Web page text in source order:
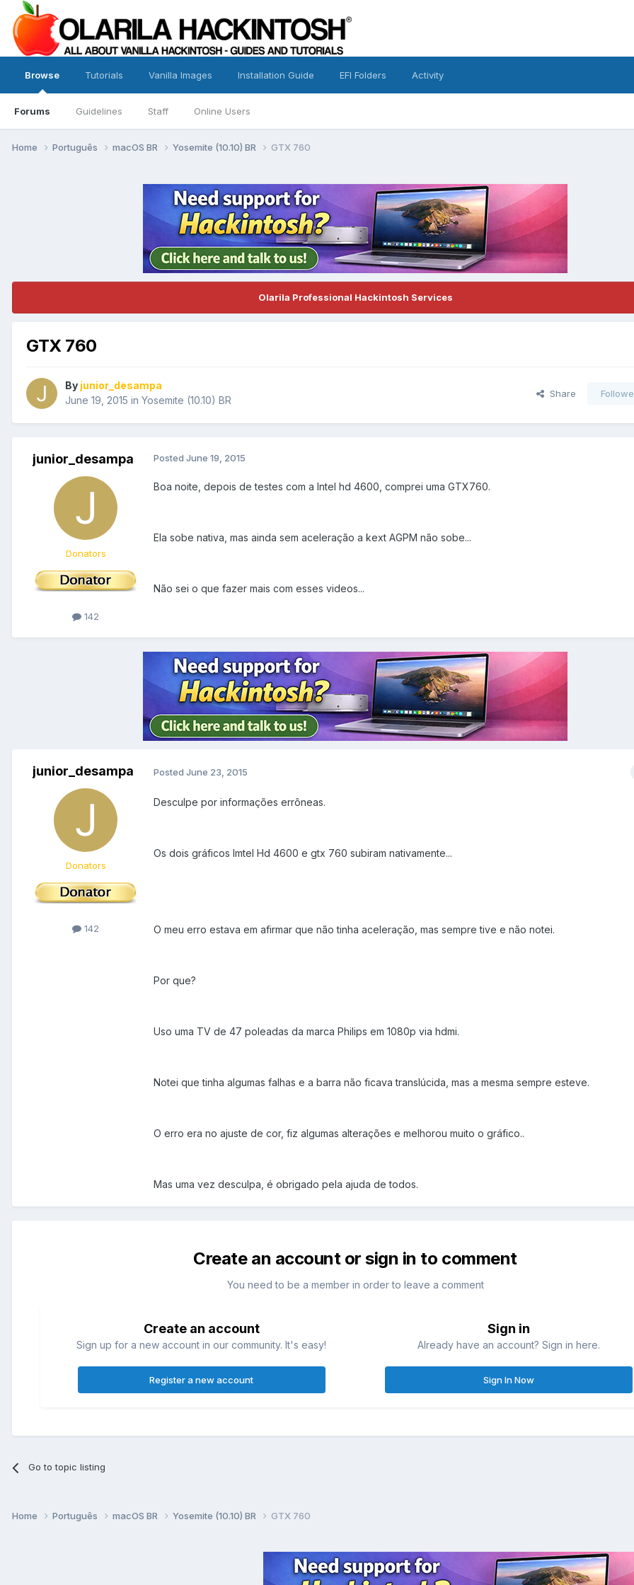
Browse
Forums Guidelines Staff Online Users
Tutorials Vanilla Images Installation Guide EFI Folders Activity
Home Português macOS BR Yosemite (10.10) BR GTX 760
Olarila Professional Hackintosh Services
GTX 760
By junior_desampa
June 19, 2015 in Yosemite (10.10) BR
Share
junior_desampa
Donators
142
Posted June 19, 2015
Boa noite, depois de testes com a Intel hd 4600, comprei uma GTX760.
Ela sobe nativa, mas ainda sem aceleração a kext AGPM não sobe...
Não sei o que fazer mais com esses videos...
junior_desampa
Donators
142
Posted June 23, 2015
Desculpe por informações errôneas.
Os dois gráficos Imtel Hd 4600 e gtx 760 subiram nativamente...
O meu erro estava em afirmar que não tinha aceleração, mas sempre tive e não notei.
Por que?
Uso uma TV de 47 poleadas da marca Philips em 1080p via hdmi.
Notei que tinha algumas falhas e a barra não ficava translúcida, mas a mesma sempre esteve.
O erro era no ajuste de cor, fiz algumas alterações e melhorou muito o gráfico..
Mas uma vez desculpa, é obrigado pela ajuda de todos.
Create an account or sign in to comment
You need to be a member in order to leave a comment
Create an account
Sign up for a new account in our community. It's easy!
Register a new account
Sign in
Already have an account? Sign in here.
Sign In Now
Go to topic listing
Home Português macOS BR Yosemite (10.10) BR GTX 760